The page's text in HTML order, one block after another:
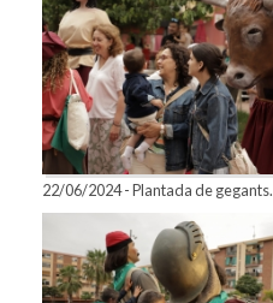
22/06/2024 - Plantada de gegants.